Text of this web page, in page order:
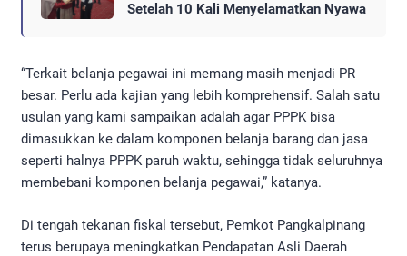
Setelah 10 Kali Menyelamatkan Nyawa
“Terkait belanja pegawai ini memang masih menjadi PR
besar. Perlu ada kajian yang lebih komprehensif. Salah satu
usulan yang kami sampaikan adalah agar PPPK bisa
dimasukkan ke dalam komponen belanja barang dan jasa
seperti halnya PPPK paruh waktu, sehingga tidak seluruhnya
membebani komponen belanja pegawai,” katanya.
Di tengah tekanan fiskal tersebut, Pemkot Pangkalpinang
terus berupaya meningkatkan Pendapatan Asli Daerah